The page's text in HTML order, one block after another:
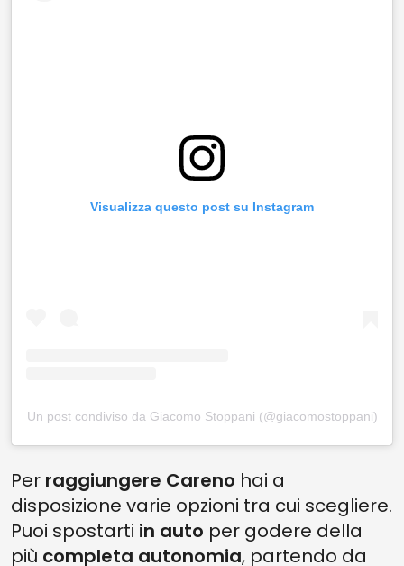
Visualizza questo post su Instagram
Un post condiviso da Giacomo Stoppani (@giacomostoppani)
Per raggiungere Careno hai a
disposizione varie opzioni tra cui scegliere.
Puoi spostarti in auto per godere della
più completa autonomia, partendo da